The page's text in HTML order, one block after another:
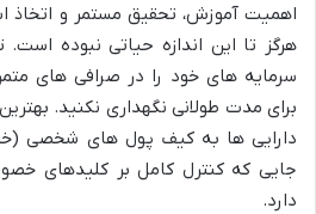
اهمیت آموزش، تحقیق مستمر و اتخاذ
هرگز تا این اندازه حیاتی نبوده
سرمایه های خود را در صرافی های
برای مدت طولانی نگهداری نکنید.
دارایی ها به کیف پول های شخصی
جایی که کنترل کامل بر کلیدهای
دارد.